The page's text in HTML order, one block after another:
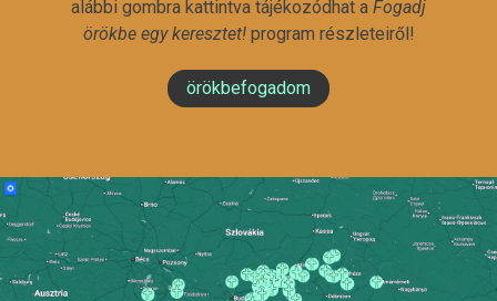
alábbi gombra kattintva tájékozódhat a Fogadj
örökbe egy keresztet!program részleteiről!
örökbefogadom